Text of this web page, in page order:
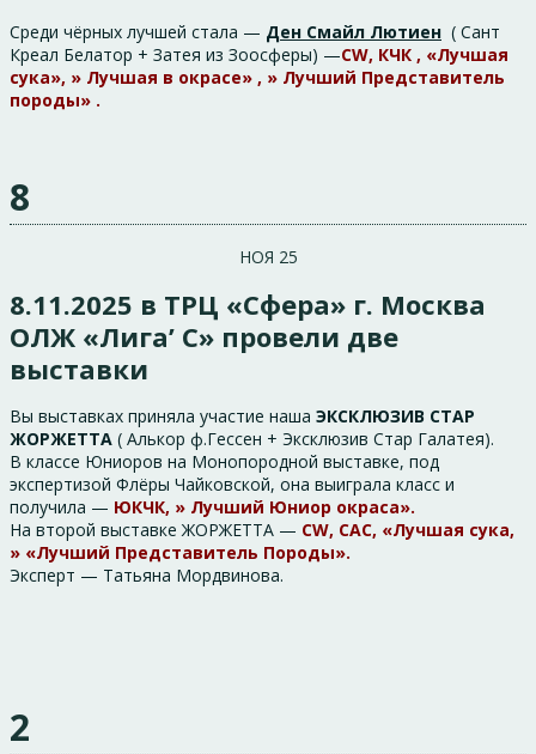
Среди чёрных лучшей стала — Ден Смайл Лютиен ( Сант
Креал Белатор + Затея из Зоосферы) —CW, КЧК , «Лучшая
сука», » Лучшая в окрасе» , » Лучший Представитель
породы» .
8
НОЯ 25
8.11.2025 в ТРЦ «Сфера» г. Москва
ОЛЖ «Лига’ С» провели две
выставки
Вы выставках приняла участие наша ЭКСКЛЮЗИВ СТАР
ЖОРЖЕТТА ( Алькор ф.Гессен + Эксклюзив Стар Галатея).
В классе Юниоров на Монопородной выставке, под
экспертизой Флёры Чайковской, она выиграла класс и
получила — ЮКЧК, » Лучший Юниор окраса».
На второй выставке ЖОРЖЕТТА — CW, CAC, «Лучшая сука,
» «Лучший Представитель Породы».
Эксперт — Татьяна Мордвинова.
2